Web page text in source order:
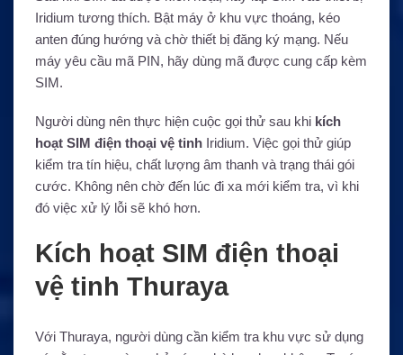
Iridium tương thích. Bật máy ở khu vực thoáng, kéo
anten đúng hướng và chờ thiết bị đăng ký mạng. Nếu
máy yêu cầu mã PIN, hãy dùng mã được cung cấp kèm
SIM.
Người dùng nên thực hiện cuộc gọi thử sau khi kích
hoạt SIM điện thoại vệ tinh Iridium. Việc gọi thử giúp
kiểm tra tín hiệu, chất lượng âm thanh và trạng thái gói
cước. Không nên chờ đến lúc đi xa mới kiểm tra, vì khi
đó việc xử lý lỗi sẽ khó hơn.
Kích hoạt SIM điện thoại
vệ tinh Thuraya
Với Thuraya, người dùng cần kiểm tra khu vực sử dụng